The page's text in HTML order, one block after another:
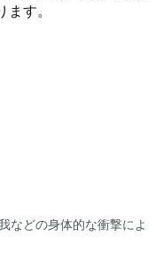
す。
などの身体的な衝撃によ